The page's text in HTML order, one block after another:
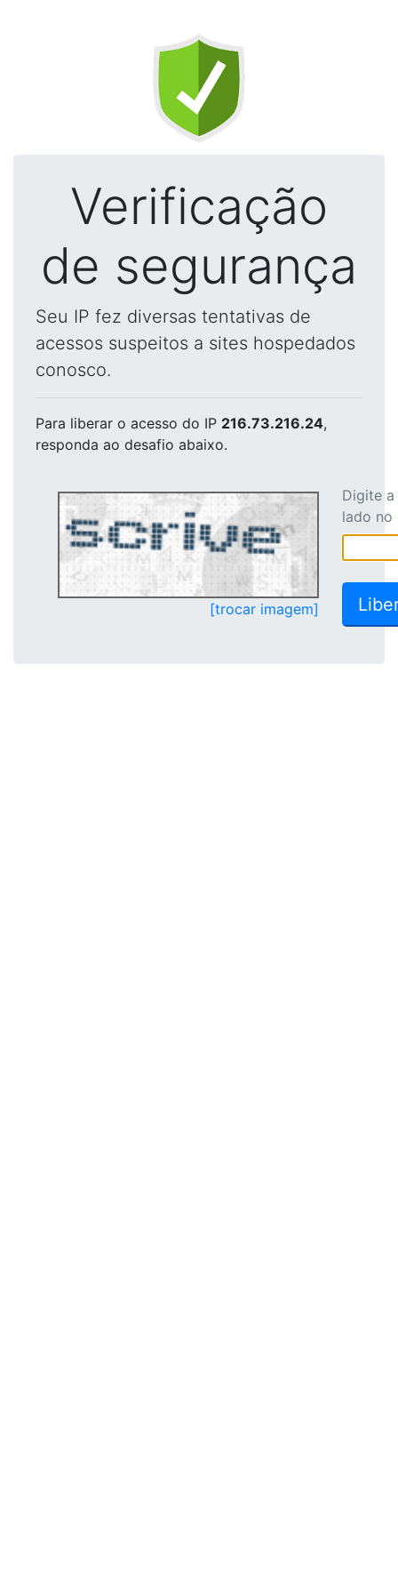
Verificação
de segurança
Seu IP fez diversas tentativas de
acessos suspeitos a sites hospedados
conosco.
Para liberar o acesso do IP 216.73.216.24,
responda ao desafio abaixo.
[trocar imagem]
Digite
lado no